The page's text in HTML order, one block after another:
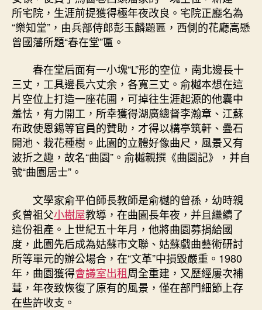
家
網〉
中
所宅院，生涯前提獲得極年夜改良。宅院正廳名為
“樂知堂”，由兵部侍郎彭玉麟題匾，西側的花廳高懸
曾國藩所題“春在堂”匾。
春在堂后面有一小塊“L”形的空位，南北邊長十
三丈，工具邊長六丈余，各寬三丈。俞樾本想在這
片空位上打造一座花圃，可掉往生涯起源的他囊中
羞怯，有力開工，所幸獲得湖廣總督李瀚章、江蘇
布政使恩錫等官員的贊助，才得以構亭筑軒、疊石
開池、栽花種樹。此園的立體好像曲尺，風景又有
波折之趣，故名“曲園”。俞樾親撰《曲園記》，并自
號“曲園居士”。
文學家俞平伯師長教師是俞樾的曾孫，幼時親
炙曾祖父小樹屋教導，在曲園長年夜，并且繼續了
這份祖產。上世紀五十年月，他將曲園募捐給國
度，此園先后成為姑蘇市文聯、姑蘇戲曲藝術研討
所等單元的辦公場合，在“文革”中損毀嚴重。1980
年，曲園獲得會議室出租周全重建，又歷經屢次補
葺，年夜致恢復了原有的風景，僅在部門細節上存
在些許收支。